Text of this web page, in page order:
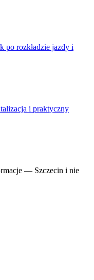
po rozkładzie jazdy i
i praktyczny
— Szczecin i nie